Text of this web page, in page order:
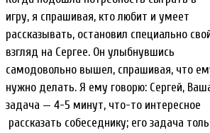
игру, я спрашивая, кто любит и умеет
рассказывать, остановил специально
взгляд на Сергее. Он улыбнувшись
самодовольно вышел, спрашивая, что
нужно делать. Я ему говорю: Сергей,
задача — 4-5 минут, что-то интересное
рассказать собеседнику; его задача